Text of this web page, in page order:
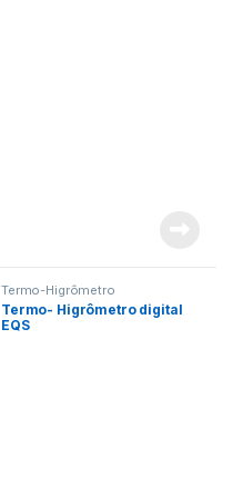
Termo-Higrômetro
Termo- Higrômetro digital
EQS